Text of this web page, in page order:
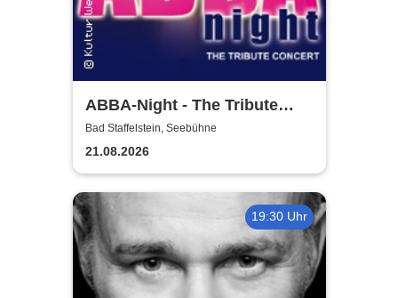
ABBA-Night - The Tribute
Concert
Bad Staffelstein, Seebühne
21.08.2026
19:30 Uhr